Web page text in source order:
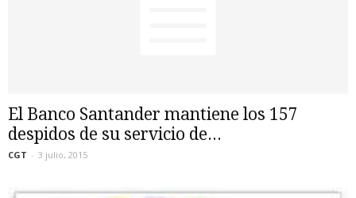
El Banco Santander mantiene los 157
despidos de su servicio de...
CGT - 3 julio, 2015